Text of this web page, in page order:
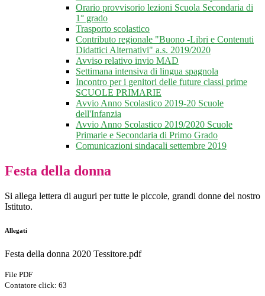
Orario provvisorio lezioni Scuola Secondaria di
1° grado
Trasporto scolastico
Contributo regionale "Buono -Libri e Contenuti
Didattici Alternativi" a.s. 2019/2020
Avviso relativo invio MAD
Settimana intensiva di lingua spagnola
Incontro per i genitori delle future classi prime
SCUOLE PRIMARIE
Avvio Anno Scolastico 2019-20 Scuole
dell'Infanzia
Avvio Anno Scolastico 2019/2020 Scuole
Primarie e Secondaria di Primo Grado
Comunicazioni sindacali settembre 2019
Festa della donna
Si allega lettera di auguri per tutte le piccole, grandi donne del nostro
Istituto.
Allegati
Festa della donna 2020 Tessitore.pdf
File PDF
Contatore click: 63